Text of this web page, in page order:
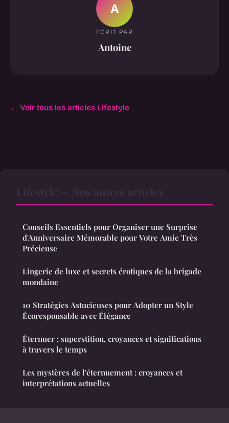
A
ECRIT PAR
Antoine
← Voir tous les articles Lifestyle
Conseils Essentiels pour Organiser une Surprise
d'Anniversaire Mémorable pour Votre Amie Très
Précieuse
Lingerie de luxe et secrets érotiques de la brigade
mondaine
10 Stratégies Astucieuses pour Adopter un Style
Écoresponsable avec Élégance
Éternuer : superstition, croyances et significations
à travers le temps
Les mystères de l'éternuement : croyances et
interprétations actuelles